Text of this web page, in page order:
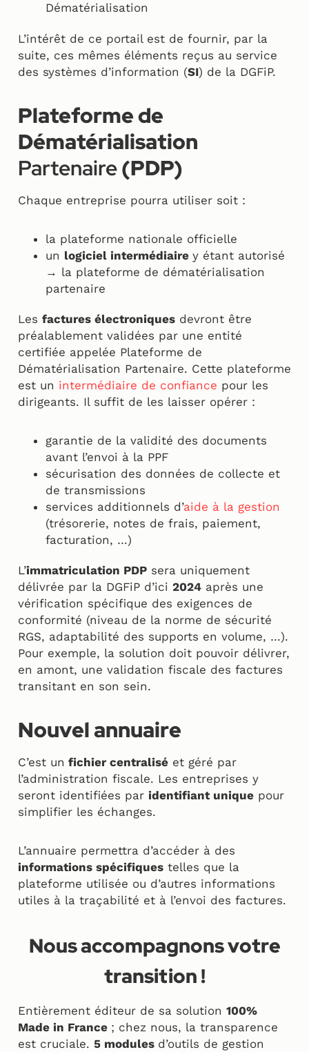
Dématérialisation
L’intérêt de ce portail est de fournir, par la
suite, ces mêmes éléments reçus au service
des systèmes d’information (SI) de la DGFiP.
Plateforme de
Dématérialisation
Partenaire(PDP)
Chaque entreprise pourra utiliser soit :
la plateforme nationale officielle
un logiciel intermédiaire y étant autorisé
→ la plateforme de dématérialisation
partenaire
Les factures électroniques devront être
préalablement validées par une entité
certifiée appelée Plateforme de
Dématérialisation Partenaire. Cette plateforme
est un intermédiaire de confiance pour les
dirigeants. Il suffit de les laisser opérer :
garantie de la validité des documents
avant l’envoi à la PPF
sécurisation des données de collecte et
de transmissions
services additionnels d’aide à la gestion
(trésorerie, notes de frais, paiement,
facturation, …)
L’immatriculation PDP sera uniquement
délivrée par la DGFiP d’ici 2024 après une
vérification spécifique des exigences de
conformité (niveau de la norme de sécurité
RGS, adaptabilité des supports en volume, …).
Pour exemple, la solution doit pouvoir délivrer,
en amont, une validation fiscale des factures
transitant en son sein.
Nouvel annuaire
C’est un fichier centralisé et géré par
l’administration fiscale. Les entreprises y
seront identifiées par identifiant unique pour
simplifier les échanges.
L’annuaire permettra d’accéder à des
informations spécifiques telles que la
plateforme utilisée ou d’autres informations
utiles à la traçabilité et à l’envoi des factures.
Nous accompagnons votre
transition !
Entièrement éditeur de sa solution 100%
Made in France ; chez nous, la transparence
est cruciale. 5 modules d’outils de gestion